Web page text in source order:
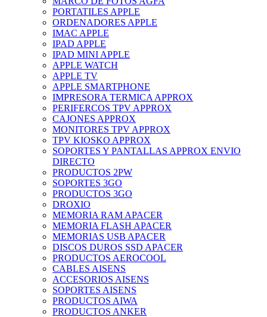
PORTATILES APPLE
ORDENADORES APPLE
IMAC APPLE
IPAD APPLE
IPAD MINI APPLE
APPLE WATCH
APPLE TV
APPLE SMARTPHONE
IMPRESORA TERMICA APPROX
PERIFERCOS TPV APPROX
CAJONES APPROX
MONITORES TPV APPROX
TPV KIOSKO APPROX
SOPORTES Y PANTALLAS APPROX ENVIO
DIRECTO
PRODUCTOS 2PW
SOPORTES 3GO
PRODUCTOS 3GO
DROXIO
MEMORIA RAM APACER
MEMORIA FLASH APACER
MEMORIAS USB APACER
DISCOS DUROS SSD APACER
PRODUCTOS AEROCOOL
CABLES AISENS
ACCESORIOS AISENS
SOPORTES AISENS
PRODUCTOS AIWA
PRODUCTOS ANKER